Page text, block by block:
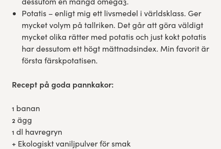
Potatis – enligt mig ett livsmedel i världsklass. Ger
mycket volym på tallriken. Det går att göra väldigt
mycket olika rätter med potatis och just kokt potatis
har dessutom ett högt mättnadsindex. Min favorit är
första färskpotatisen.
Recept på goda pannkakor:
1 banan
2 ägg
1 dl havregryn
+ Ekologiskt vaniljpulver för smak